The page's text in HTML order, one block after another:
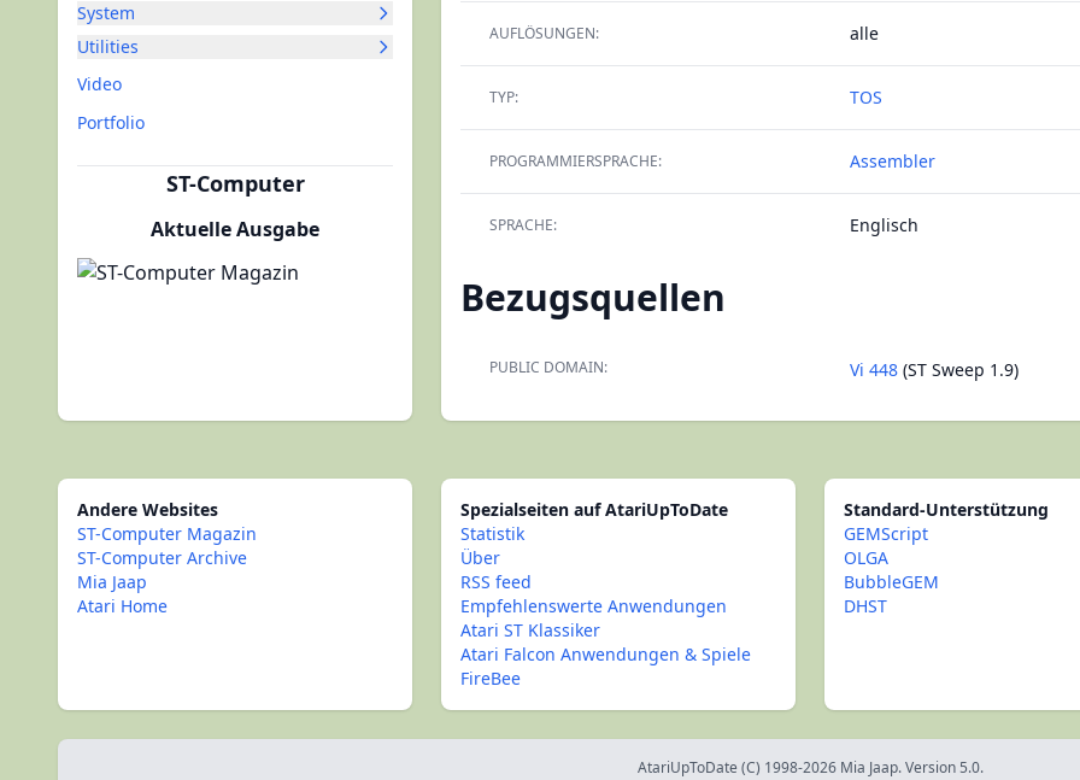
System
Utilities
Video
Portfolio
ST-Computer
Aktuelle Ausgabe
AUFLÖSUNGEN: alle
TYP: TOS
PROGRAMMIERSPRACHE: Assembler
SPRACHE: Englisch
Bezugsquellen
PUBLIC DOMAIN: Vi 448 (ST Sweep 1.9)
Andere Websites
ST-Computer Magazin
ST-Computer Archive
Mia Jaap
Atari Home
Spezialseiten auf AtariUpToDate
Statistik
Über
RSS feed
Empfehlenswerte Anwendungen
Atari ST Klassiker
Atari Falcon Anwendungen & Spiele
FireBee
Standard-Unterstützung
GEMScript
OLGA
BubbleGEM
DHST
AtariUpToDate (C) 1998-2026 Mia Jaap. Version 5.0.